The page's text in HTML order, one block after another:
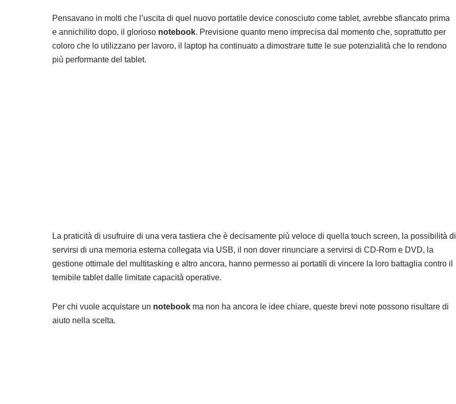
Pensavano in molti che l’uscita di quel nuovo portatile device conosciuto come tablet, avrebbe sfiancato prima
e annichilito dopo, il glorioso notebook. Previsione quanto meno imprecisa dal momento che, soprattutto per
coloro che lo utilizzano per lavoro, il laptop ha continuato a dimostrare tutte le sue potenzialità che lo rendono
più performante del tablet.
La praticità di usufruire di una vera tastiera che è decisamente più veloce di quella touch screen, la possibilità di
servirsi di una memoria esterna collegata via USB, il non dover rinunciare a servirsi di CD-Rom e DVD, la
gestione ottimale del multitasking e altro ancora, hanno permesso ai portatili di vincere la loro battaglia contro il
temibile tablet dalle limitate capacità operative.
Per chi vuole acquistare un notebook ma non ha ancora le idee chiare, queste brevi note possono risultare di
aiuto nella scelta.